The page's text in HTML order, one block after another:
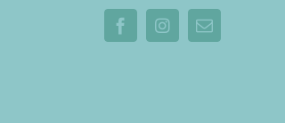
FacebookInstagram
E-